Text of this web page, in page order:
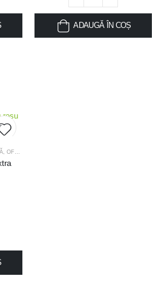
ADAUGĂ ÎN COȘ
to
, OFERTE